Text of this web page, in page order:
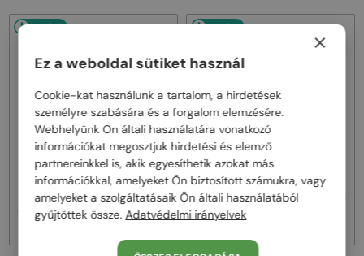
48/72
PRADA—Napszemüvegek
PR A17S - 15W04D - 54 -
POLARIZÁLT LENCSÉKKEL
102 000 Ft
48/72
PRADA—Napszemüvegek
PR A17S - 16K731 - 54
95 000 Ft
×
Ez a weboldal sütiket használ
Cookie-kat használunk a tartalom, a hirdetések
személyre szabására és a forgalom elemzésére.
Webhelyünk Ön általi használatára vonatkozó
információkat megosztjuk hirdetési és elemző
partnereinkkel is, akik egyesíthetik azokat más
információkkal, amelyeket Ön biztosított számukra, vagy
amelyeket a szolgáltatásaik Ön általi használatából
gyűjtöttek össze. Adatvédelmi irányelvek